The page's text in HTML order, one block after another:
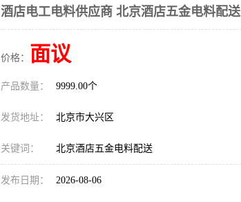
酒店电工电料供应商 北京酒店五金电料配送
价格： 面议
产品数量： 9999.00个
发货地址： 北京市大兴区
关键词： 北京酒店五金电料配送
发布日期： 2026-08-06